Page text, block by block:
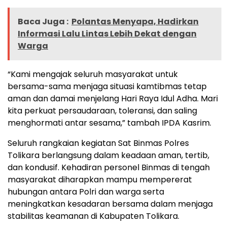
Baca Juga : Polantas Menyapa, Hadirkan
Informasi Lalu Lintas Lebih Dekat dengan
Warga
“Kami mengajak seluruh masyarakat untuk
bersama-sama menjaga situasi kamtibmas tetap
aman dan damai menjelang Hari Raya Idul Adha. Mari
kita perkuat persaudaraan, toleransi, dan saling
menghormati antar sesama,” tambah IPDA Kasrim.
Seluruh rangkaian kegiatan Sat Binmas Polres
Tolikara berlangsung dalam keadaan aman, tertib,
dan kondusif. Kehadiran personel Binmas di tengah
masyarakat diharapkan mampu mempererat
hubungan antara Polri dan warga serta
meningkatkan kesadaran bersama dalam menjaga
stabilitas keamanan di Kabupaten Tolikara.